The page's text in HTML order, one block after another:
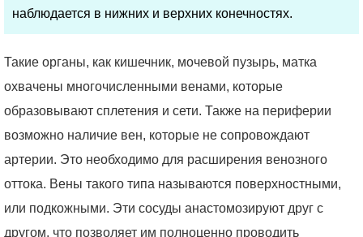
наблюдается в нижних и верхних конечностях.
Такие органы, как кишечник, мочевой пузырь, матка
охвачены многочисленными венами, которые
образовывают сплетения и сети. Также на периферии
возможно наличие вен, которые не сопровождают
артерии. Это необходимо для расширения венозного
оттока. Вены такого типа называются поверхностными,
или подкожными. Эти сосуды анастомозируют друг с
другом, что позволяет им полноценно проводить